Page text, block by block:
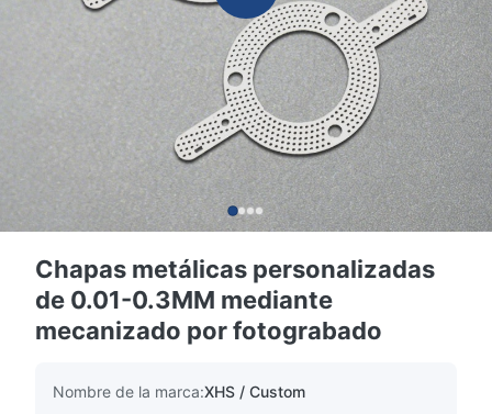
Chapas metálicas personalizadas
de 0.01-0.3MM mediante
mecanizado por fotograbado
Nombre de la marca:XHS / Custom